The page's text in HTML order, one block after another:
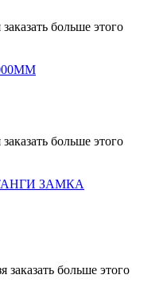
больше этого
больше этого
ЗАМКА
заказать больше этого